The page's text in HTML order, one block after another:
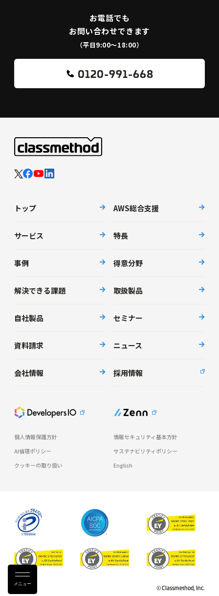
メニュー
お電話でも
お問い合わせできます
（平日9:00〜18:00）
0120-991-668
トップ AWS総合支援
サービス 特長
事例 得意分野
解決できる課題 取扱製品
自社製品 セミナー
資料請求 ニュース
会社情報 採用情報
個人情報保護方針
情報セキュリティ基本方針
AI倫理ポリシー
サステナビリティポリシー
クッキーの取り扱い
English
© Classmethod, Inc.